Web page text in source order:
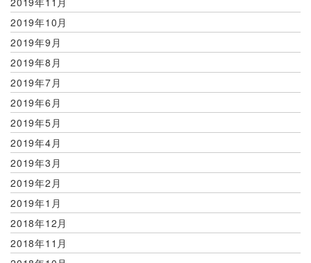
2019年10月
2019年9月
2019年8月
2019年7月
2019年6月
2019年5月
2019年4月
2019年3月
2019年2月
2019年1月
2018年12月
2018年11月